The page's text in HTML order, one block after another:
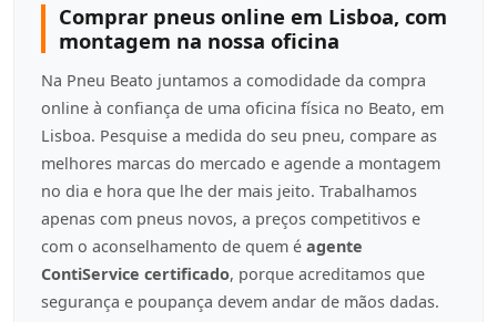
Comprar pneus online em Lisboa, com
montagem na nossa oficina
Na Pneu Beato juntamos a comodidade da compra
online à confiança de uma oficina física no Beato, em
Lisboa. Pesquise a medida do seu pneu, compare as
melhores marcas do mercado e agende a montagem
no dia e hora que lhe der mais jeito. Trabalhamos
apenas com pneus novos, a preços competitivos e
com o aconselhamento de quem é agente
ContiService certificado, porque acreditamos que
segurança e poupança devem andar de mãos dadas.